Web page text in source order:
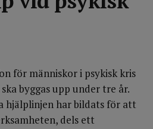
för människor i psykisk kris
byggas upp under tre år.
hjälplinjen har bildats för att
dels ett